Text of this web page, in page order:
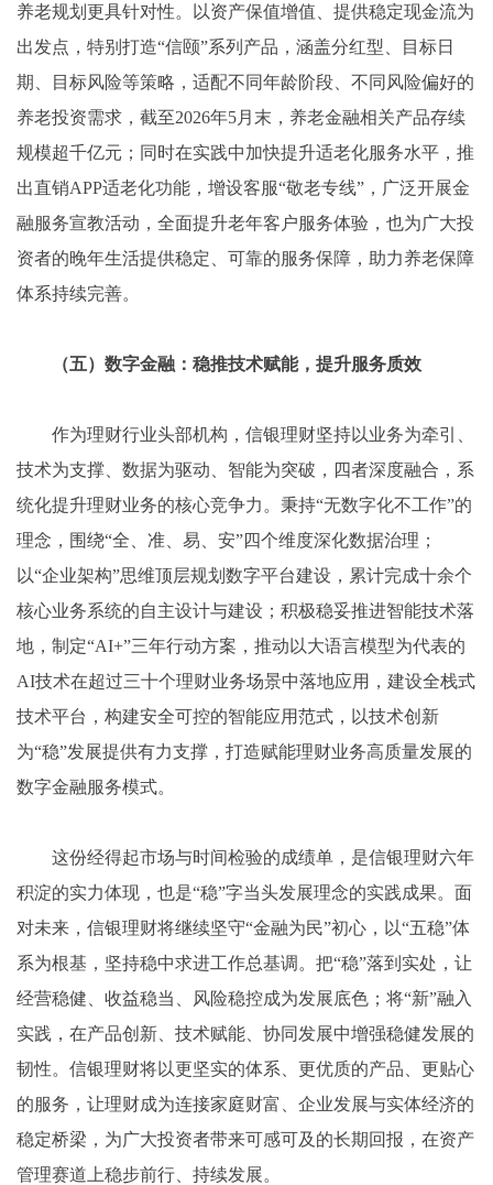
养老规划更具针对性。以资产保值增值、提供稳定现金流为
出发点，特别打造“信颐”系列产品，涵盖分红型、目标日
期、目标风险等策略，适配不同年龄阶段、不同风险偏好的
养老投资需求，截至2026年5月末，养老金融相关产品存续
规模超千亿元；同时在实践中加快提升适老化服务水平，推
出直销APP适老化功能，增设客服“敬老专线”，广泛开展金
融服务宣教活动，全面提升老年客户服务体验，也为广大投
资者的晚年生活提供稳定、可靠的服务保障，助力养老保障
体系持续完善。
（五）数字金融：稳推技术赋能，提升服务质效
作为理财行业头部机构，信银理财坚持以业务为牵引、
技术为支撑、数据为驱动、智能为突破，四者深度融合，系
统化提升理财业务的核心竞争力。秉持“无数字化不工作”的
理念，围绕“全、准、易、安”四个维度深化数据治理；
以“企业架构”思维顶层规划数字平台建设，累计完成十余个
核心业务系统的自主设计与建设；积极稳妥推进智能技术落
地，制定“AI+”三年行动方案，推动以大语言模型为代表的
AI技术在超过三十个理财业务场景中落地应用，建设全栈式
技术平台，构建安全可控的智能应用范式，以技术创新
为“稳”发展提供有力支撑，打造赋能理财业务高质量发展的
数字金融服务模式。
这份经得起市场与时间检验的成绩单，是信银理财六年
积淀的实力体现，也是“稳”字当头发展理念的实践成果。面
对未来，信银理财将继续坚守“金融为民”初心，以“五稳”体
系为根基，坚持稳中求进工作总基调。把“稳”落到实处，让
经营稳健、收益稳当、风险稳控成为发展底色；将“新”融入
实践，在产品创新、技术赋能、协同发展中增强稳健发展的
韧性。信银理财将以更坚实的体系、更优质的产品、更贴心
的服务，让理财成为连接家庭财富、企业发展与实体经济的
稳定桥梁，为广大投资者带来可感可及的长期回报，在资产
管理赛道上稳步前行、持续发展。